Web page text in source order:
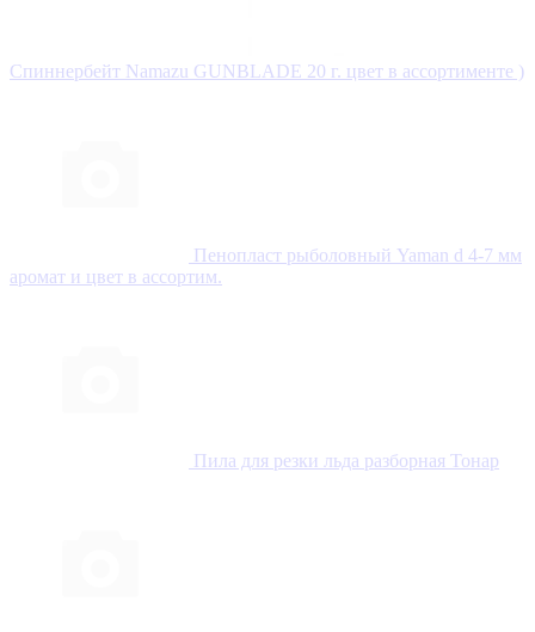
Спиннербейт Namazu GUNBLADE 20 г. цвет в ассортименте )
Пенопласт рыболовный Yaman d 4-7 мм
аромат и цвет в ассортим.
Пила для резки льда разборная Тонар